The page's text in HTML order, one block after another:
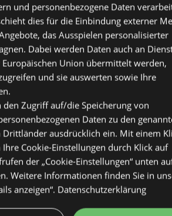
Mähr
Spar
nöm
Ölz
und personenbezogene Daten
dies für die Einbindung externer
das Ausspielen personalisierter
Dabei werden Daten auch an
Union übermittelt werden,
und sie auswerten sowie Ihre
den Zugriff auf/die Speicherung von
Daten zu den
ausdrücklich ein. Mit einem
Cookie-Einstellungen durch Klick auf
der „Cookie-Einstellungen“ unten
Weitere Informationen finden Sie in
anzeigen“. Datenschutzerklärung